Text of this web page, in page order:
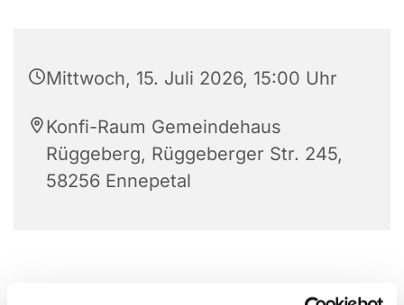
Mittwoch, 15. Juli 2026, 15:00 Uhr
Konfi-Raum Gemeindehaus
Rüggeberg, Rüggeberger Str. 245,
58256 Ennepetal